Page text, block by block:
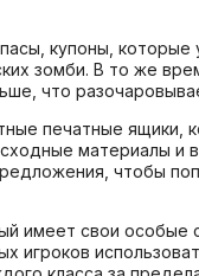
купоны,
зомби. В то же
что
печатные ящики,
материалы и
чтобы
имеет свои особые
игроков